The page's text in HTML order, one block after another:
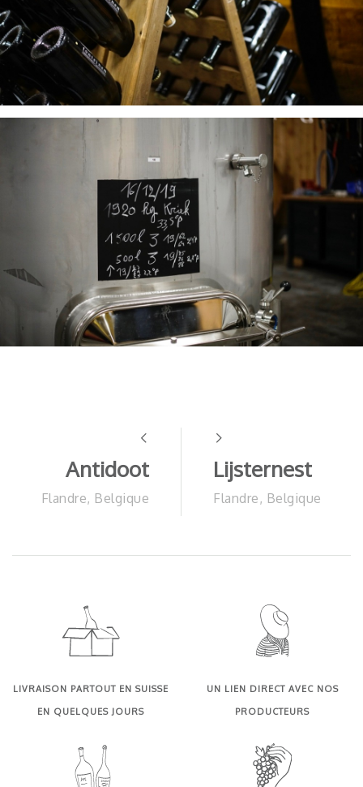
Antidoot
Flandre, Belgique
Lijsternest
Flandre, Belgique
LIVRAISON PARTOUT EN SUISSE
EN QUELQUES JOURS
UN LIEN DIRECT AVEC NOS
PRODUCTEURS